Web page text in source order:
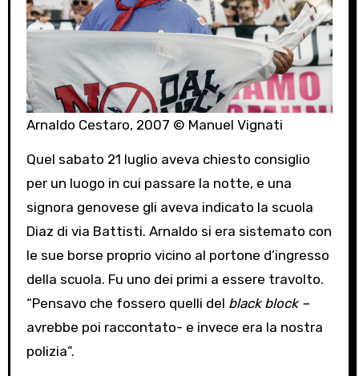
Arnaldo Cestaro, 2007 © Manuel Vignati
Quel sabato 21 luglio aveva chiesto consiglio
per un luogo in cui passare la notte, e una
signora genovese gli aveva indicato la scuola
Diaz di via Battisti. Arnaldo si era sistemato con
le sue borse proprio vicino al portone d’ingresso
della scuola. Fu uno dei primi a essere travolto.
“Pensavo che fossero quelli del black block –
avrebbe poi raccontato- e invece era la nostra
polizia”.